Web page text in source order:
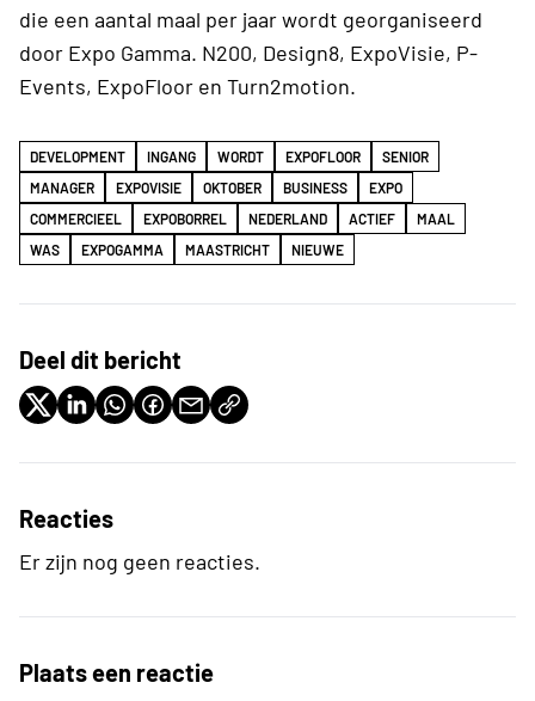
die een aantal maal per jaar wordt georganiseerd
door Expo Gamma. N200, Design8, ExpoVisie, P-
Events, ExpoFloor en Turn2motion.
DEVELOPMENT INGANG WORDT EXPOFLOOR
SENIOR
MANAGER
EXPOVISIE OKTOBER BUSINESS
EXPO
COMMERCIEEL
EXPOBORREL NEDERLAND ACTIEF
MAAL
WAS
EXPOGAMMA MAASTRICHT NIEUWE
Deel dit bericht
Reacties
Er zijn nog geen reacties.
Plaats een reactie